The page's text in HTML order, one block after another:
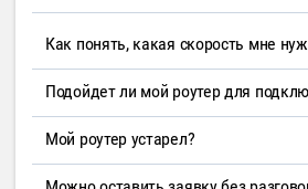
Как понять, какая скорость мне
Подойдет ли мой роутер для
Мой роутер устарел?